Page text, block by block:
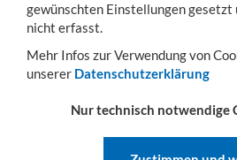
Sie sind hier: Hubgeräte Hydraulischer Stapler
Beta M evo 120/16-2
gewünschten Einstellungen
nicht erfasst.
Mehr Infos zur Verwendung von
unserer Datenschutzerklärung
Nur technisch notwendige